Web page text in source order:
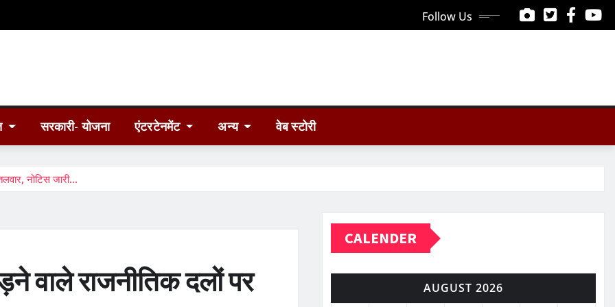
Follow Us
सरकारी- योजना एंटरटेनमेंट अन्य वेब स्टोरी
नोटिस जारी…
वाले राजनीतिक दलों पर
CALENDER
AUGUST 2026